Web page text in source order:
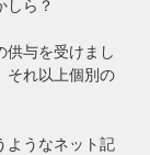
しら？
供与を受けまし
それ以上個別の
ようなネット記